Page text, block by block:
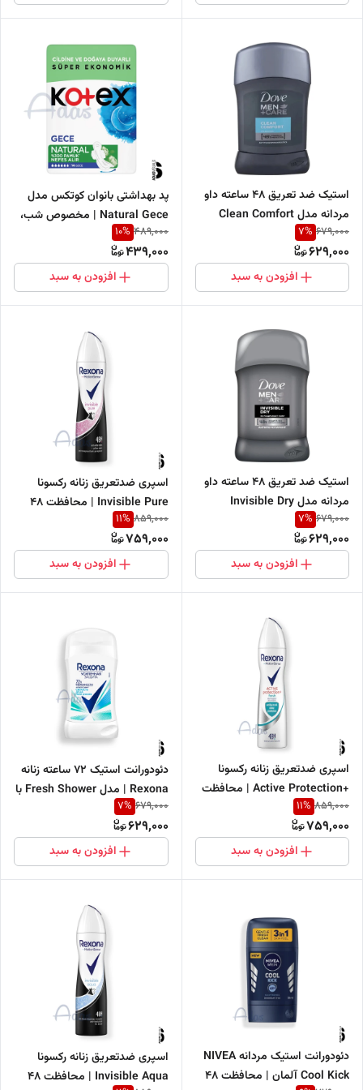
استیک ضد تعریق 48 ساعته داو
مردانه مدل Clean Comfort
679,000
7%
629,000
افزودن به سبد
پد بهداشتی بانوان کوتکس مدل
Natural Gece | مخصوص شب،
بسته 14 عددی
489,000
10%
439,000
افزودن به سبد
استیک ضد تعریق 48 ساعته داو
مردانه مدل Invisible Dry
679,000
7%
629,000
افزودن به سبد
اسپری ضدتعریق زنانه رکسونا
Invisible Pure | محافظت ۴۸
ساعته 200 میل بدون لک روی
لباس
859,000
11%
759,000
افزودن به سبد
اسپری ضدتعریق زنانه رکسونا
+Active Protection | محافظت
MotionSense
859,000
11%
759,000
افزودن به سبد
دئودورانت استیک 72 ساعته زنانه
Rexona | مدل Fresh Shower با
رایحه‌ای خنک، آبی و تمیز
679,000
7%
629,000
افزودن به سبد
دئودورانت استیک مردانه NIVEA
Cool Kick آلمان | محافظت 48
اسپری ضدتعریق زنانه رکسونا
Invisible Aqua | محافظت ۴۸